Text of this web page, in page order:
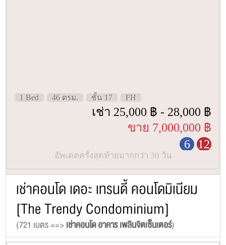
1 Bed 46 ตรม. ชั้น 17 FH
เช่า 25,000 ฿ - 28,000 ฿
ขาย 7,000,000 ฿
6
12
อัพเดตครั้งสุดท้ายมากกว่า 30 วัน
เช่าคอนโด เดอะ เทรนดี้ คอนโดมิเนียม
[The Trendy Condominium]
(721 เมตร ==> เช่าคอนโด อาคาร เพลินจิตเซ็นเตอร์)